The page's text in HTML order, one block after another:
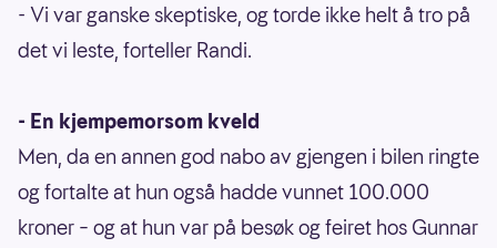
- Vi var ganske skeptiske, og torde ikke helt å tro på
det vi leste, forteller Randi.
- En kjempemorsom kveld
Men, da en annen god nabo av gjengen i bilen ringte
og fortalte at hun også hadde vunnet 100.000
kroner – og at hun var på besøk og feiret hos Gunnar